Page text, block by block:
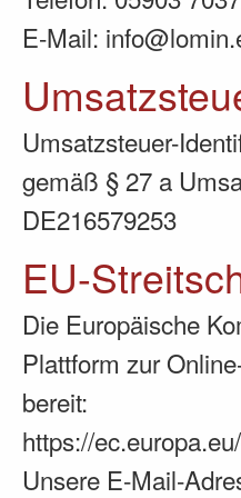
E-Mail:
Umsatzsteuer-
gemäß § 27 a
DE216579253
EU-
Die Europäische
Plattform zur
bereit:
https://
Unsere E-Mail-